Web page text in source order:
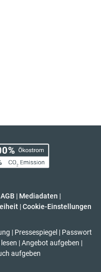
AGB | Mediadaten |
| Cookie-Einstellungen
| Pressespiegel | Passwort
| Angebot aufgeben |
aufgeben